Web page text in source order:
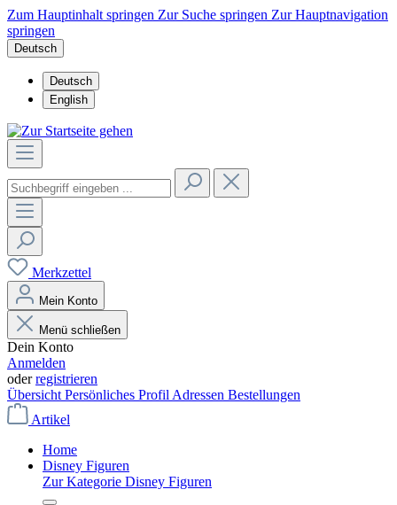
Zum Hauptinhalt springen Zur Suche springen Zur Hauptnavigation
springen
Deutsch
Deutsch
English
Merkzettel
Mein Konto
Menü schließen
Dein Konto
Anmelden
oderregistrieren
Übersicht Persönliches Profil Adressen Bestellungen
Artikel
Home
Disney Figuren
Zur Kategorie Disney Figuren